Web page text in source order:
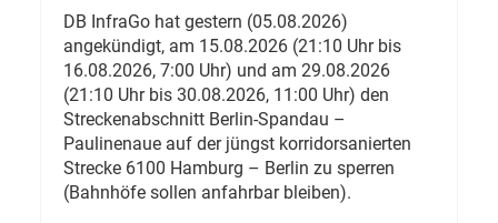
DB InfraGo hat gestern (05.08.2026)
angekündigt, am 15.08.2026 (21:10 Uhr bis
16.08.2026, 7:00 Uhr) und am 29.08.2026
(21:10 Uhr bis 30.08.2026, 11:00 Uhr) den
Streckenabschnitt Berlin-Spandau –
Paulinenaue auf der jüngst korridorsanierten
Strecke 6100 Hamburg – Berlin zu sperren
(Bahnhöfe sollen anfahrbar bleiben).